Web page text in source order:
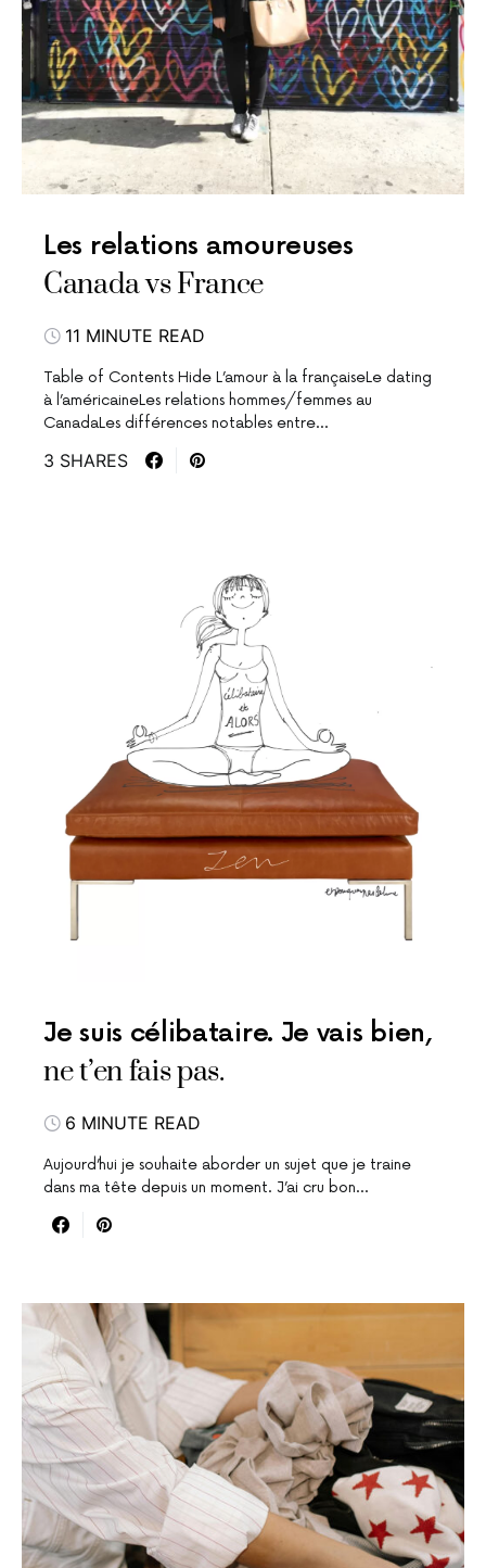
Les relations amoureuses
Canada vs France
11 MINUTE READ
Table of Contents Hide L’amour à la françaiseLe dating
à l’américaineLes relations hommes/femmes au
CanadaLes différences notables entre…
3 SHARES
Je suis célibataire. Je vais bien,
ne t’en fais pas.
6 MINUTE READ
Aujourd’hui je souhaite aborder un sujet que je traine
dans ma tête depuis un moment. J’ai cru bon…